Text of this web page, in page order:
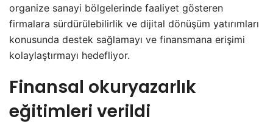
organize sanayi bölgelerinde faaliyet gösteren
firmalara sürdürülebilirlik ve dijital dönüşüm yatırımları
konusunda destek sağlamayı ve finansmana erişimi
kolaylaştırmayı hedefliyor.
Finansal okuryazarlık
eğitimleri verildi